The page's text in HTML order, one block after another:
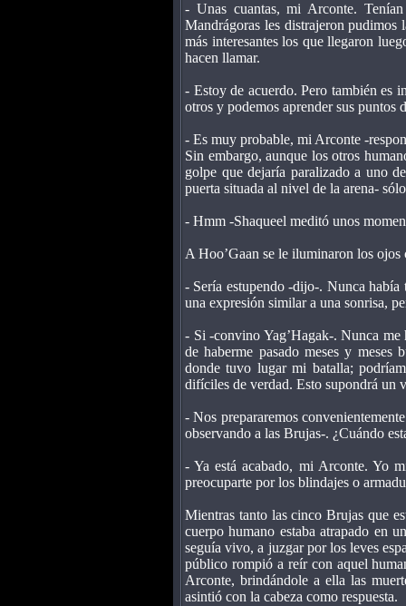
- Unas cuantas, mi Arconte. Tenían
Mandrágoras les distrajeron pudimos
más interesantes los que llegaron
hacen llamar.
- Estoy de acuerdo. Pero también es
otros y podemos aprender sus puntos
- Es muy probable, mi Arconte -
Sin embargo, aunque los otros
golpe que dejaría paralizado a uno
puerta situada al nivel de la arena-
- Hmm -Shaqueel meditó unos
A Hoo’Gaan se le iluminaron los
- Sería estupendo -dijo-. Nunca había
una expresión similar a una sonrisa,
- Si -convino Yag’Hagak-. Nunca me
de haberme pasado meses y meses
donde tuvo lugar mi batalla;
difíciles de verdad. Esto supondrá un
- Nos prepararemos
observando a las Brujas-. ¿Cuándo
- Ya está acabado, mi Arconte. Yo
preocuparte por los blindajes o
Mientras tanto las cinco Brujas que
cuerpo humano estaba atrapado en
seguía vivo, a juzgar por los leves
público rompió a reír con aquel
Arconte, brindándole a ella las
asintió con la cabeza como respuesta.